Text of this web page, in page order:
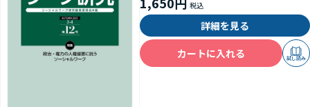
詳細を見る
カートに入れる
試し読み